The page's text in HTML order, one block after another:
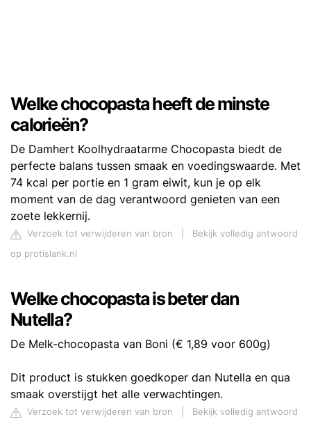
Welke chocopasta heeft de minste
calorieën?
De Damhert Koolhydraatarme Chocopasta biedt de
perfecte balans tussen smaak en voedingswaarde. Met
74 kcal per portie en 1 gram eiwit, kun je op elk
moment van de dag verantwoord genieten van een
zoete lekkernij.
Verzoek tot verwijderen van bron
Bekijk volledig antwoord
op protislank.nl
Welke chocopasta is beter dan
Nutella?
De Melk-chocopasta van Boni (€ 1,89 voor 600g)
Dit product is stukken goedkoper dan Nutella en qua
smaak overstijgt het alle verwachtingen.
Verzoek tot verwijderen van bron
Bekijk volledig antwoord